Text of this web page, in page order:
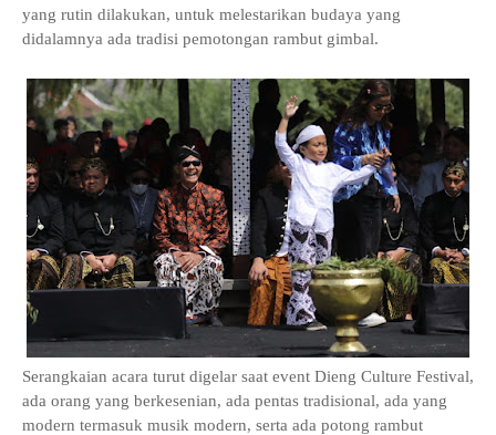
yang rutin dilakukan, untuk melestarikan budaya yang
didalamnya ada tradisi pemotongan rambut gimbal.
Serangkaian acara turut digelar saat event Dieng Culture Festival,
ada orang yang berkesenian, ada pentas tradisional, ada yang
modern termasuk musik modern, serta ada potong rambut